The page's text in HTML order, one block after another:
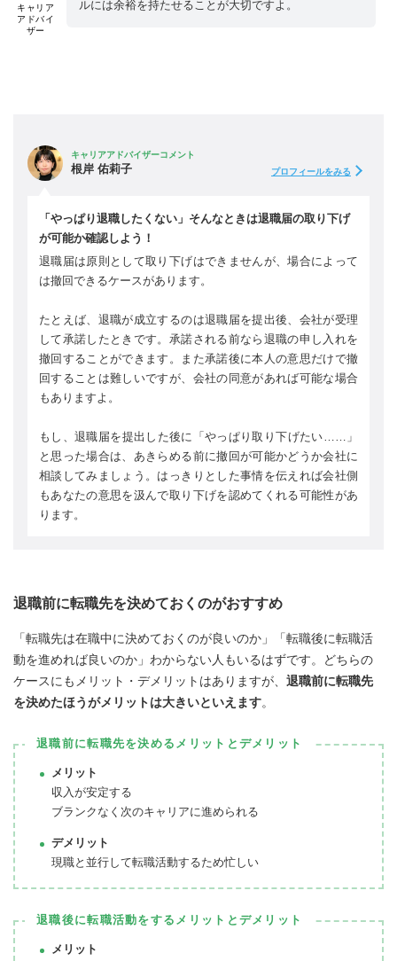
キャリア
アドバイ
ザー
ルには余裕を持たせることが大切ですよ。
キャリアアドバイザーコメント
根岸 佑莉子 プロフィールをみる
「やっぱり退職したくない」そんなときは退職届の取り下げ
が可能か確認しよう！
退職届は原則として取り下げはできませんが、場合によって
は撤回できるケースがあります。
たとえば、退職が成立するのは退職届を提出後、会社が受理
して承諾したときです。承諾される前なら退職の申し入れを
撤回することができます。また承諾後に本人の意思だけで撤
回することは難しいですが、会社の同意があれば可能な場合
もありますよ。
もし、退職届を提出した後に「やっぱり取り下げたい……」
と思った場合は、あきらめる前に撤回が可能かどうか会社に
相談してみましょう。はっきりとした事情を伝えれば会社側
もあなたの意思を汲んで取り下げを認めてくれる可能性があ
ります。
退職前に転職先を決めておくのがおすすめ
「転職先は在職中に決めておくのが良いのか」「転職後に転職活
動を進めれば良いのか」わからない人もいるはずです。どちらの
ケースにもメリット・デメリットはありますが、 退職前に転職先
を決めたほうがメリットは大きいといえます。
退職前に転職先を決めるメリットとデメリット
メリット
収入が安定する
ブランクなく次のキャリアに進められる
デメリット
現職と並行して転職活動するため忙しい
退職後に転職活動をするメリットとデメリット
メリット